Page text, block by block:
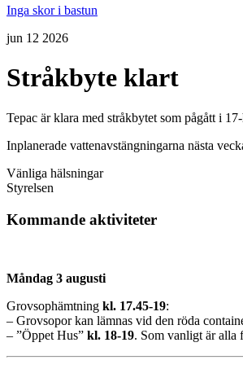
Inga skor i bastun
jun 12 2026
Stråkbyte klart
Tepac är klara med stråkbytet som pågått i
Inplanerade vattenavstängningarna nästa
Vänliga hälsningar
Styrelsen
Kommande aktiviteter
Måndag 3 augusti
Grovsophämtning kl. 17.45-19:
– Grovsopor kan lämnas vid den röda
– ”Öppet Hus” kl. 18-19. Som vanligt är alla